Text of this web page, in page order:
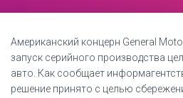
Американский концерн General
запуск серийного производства
авто. Как сообщает
решение принято с целью